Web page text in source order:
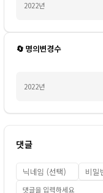
2022년
🔄 명의변경수
2022년
댓글